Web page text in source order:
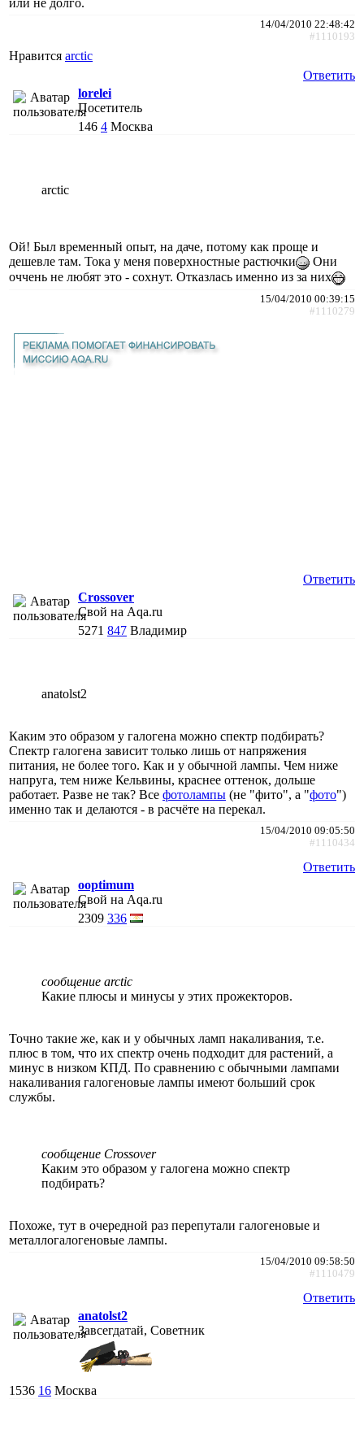
14/04/2010 22:48:42
#1110193
Нравится arctic
Ответить
lorelei
Посетитель
146 4 Москва
arctic
Ой! Был временный опыт, на даче, потому как проще и
дешевле там. Тока у меня поверхностные растючки
Они
оччень не любят это - сохнут. Отказлась именно из за них
15/04/2010 00:39:15
#1110279
Ответить
Crossover
Свой на Aqa.ru
5271 847 Владимир
anatolst2
Каким это образом у галогена можно спектр подбирать?
Спектр галогена зависит только лишь от напряжения
питания, не более того. Как и у обычной лампы. Чем ниже
напруга, тем ниже Кельвины, краснее оттенок, дольше
работает. Разве не так? Все фотолампы (не "фито", а "фото")
именно так и делаются - в расчёте на перекал.
15/04/2010 09:05:50
#1110434
Ответить
ooptimum
Свой на Aqa.ru
2309 336
сообщение arctic
Какие плюсы и минусы у этих прожекторов.
Точно такие же, как и у обычных ламп накаливания, т.е.
плюс в том, что их спектр очень подходит для растений, а
минус в низком КПД. По сравнению с обычными лампами
накаливания галогеновые лампы имеют больший срок
службы.
сообщение Crossover
Каким это образом у галогена можно спектр
подбирать?
Похоже, тут в очередной раз перепутали галогеновые и
металлогалогеновые лампы.
15/04/2010 09:58:50
#1110479
Ответить
anatolst2
Завсегдатай, Советник
1536 16 Москва